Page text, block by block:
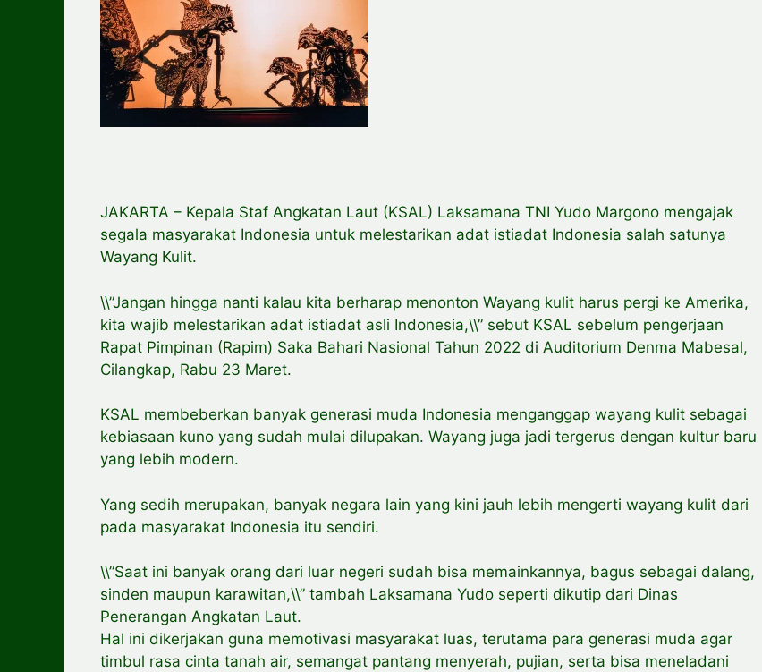
JAKARTA – Kepala Staf Angkatan Laut (KSAL) Laksamana TNI Yudo Margono mengajak
segala masyarakat Indonesia untuk melestarikan adat istiadat Indonesia salah satunya
Wayang Kulit.
\\”Jangan hingga nanti kalau kita berharap menonton Wayang kulit harus pergi ke Amerika,
kita wajib melestarikan adat istiadat asli Indonesia,\\” sebut KSAL sebelum pengerjaan
Rapat Pimpinan (Rapim) Saka Bahari Nasional Tahun 2022 di Auditorium Denma Mabesal,
Cilangkap, Rabu 23 Maret.
KSAL membeberkan banyak generasi muda Indonesia menganggap wayang kulit sebagai
kebiasaan kuno yang sudah mulai dilupakan. Wayang juga jadi tergerus dengan kultur baru
yang lebih modern.
Yang sedih merupakan, banyak negara lain yang kini jauh lebih mengerti wayang kulit dari
pada masyarakat Indonesia itu sendiri.
\\”Saat ini banyak orang dari luar negeri sudah bisa memainkannya, bagus sebagai dalang,
sinden maupun karawitan,\\” tambah Laksamana Yudo seperti dikutip dari Dinas
Penerangan Angkatan Laut.
Hal ini dikerjakan guna memotivasi masyarakat luas, terutama para generasi muda agar
timbul rasa cinta tanah air, semangat pantang menyerah, pujian, serta bisa meneladani